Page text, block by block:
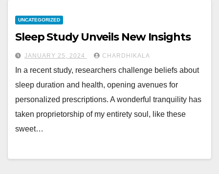
UNCATEGORIZED
Sleep Study Unveils New Insights
JANUARY 25, 2024 CHARDHIKALA
In a recent study, researchers challenge beliefs about
sleep duration and health, opening avenues for
personalized prescriptions. A wonderful tranquility has
taken proprietorship of my entirety soul, like these
sweet…